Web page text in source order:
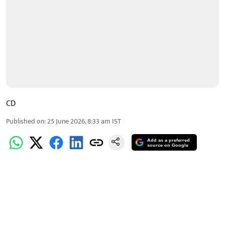
CD
Published on:25 June 2026, 8:33 am IST
Add as a preferred
source on Google